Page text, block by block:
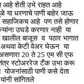
आहे शेती उभे राहत आहे
धरणाचे पाणी बाहेर जाऊ
सहाजिकच आहे पण तसे होणार
उघडे करणार नाही या
खालील बाजूस व पठार भागात
अथवा केटी वेअर घेऊन या
असणारा 20 ते 25 एम सी एफ
स्टोअररेज टॅंक उभा करू
योजनांसाठी पाणी कसे देता
सांगितले